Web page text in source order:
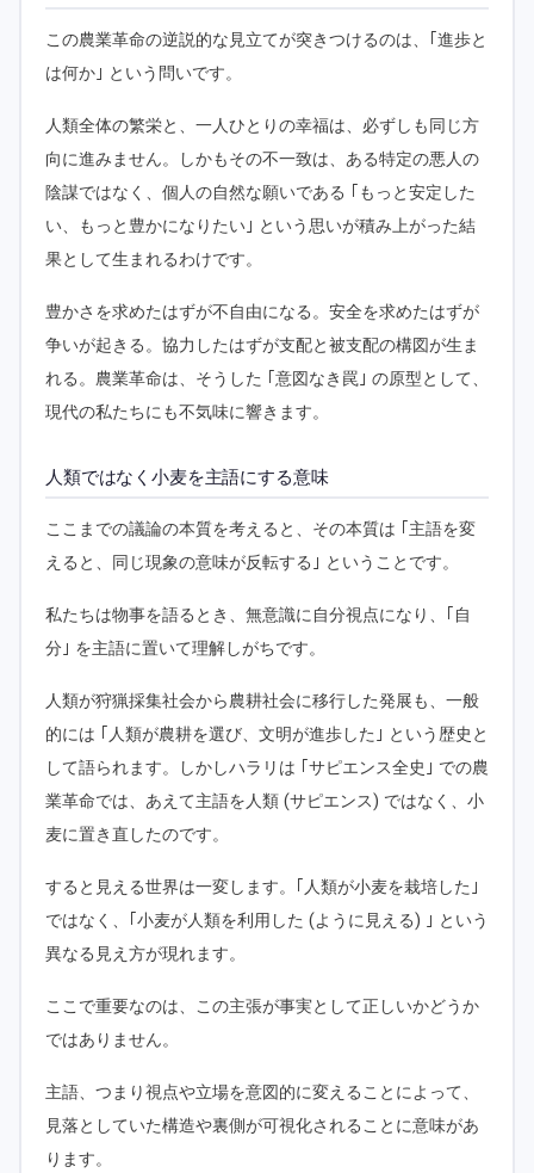
この農業革命の逆説的な見立てが突きつけるのは、｢進歩と
は何か｣ という問いです。
人類全体の繁栄と、一人ひとりの幸福は、必ずしも同じ方
向に進みません。しかもその不一致は、ある特定の悪人の
陰謀ではなく、個人の自然な願いである ｢もっと安定した
い、もっと豊かになりたい｣ という思いが積み上がった結
果として生まれるわけです。
豊かさを求めたはずが不自由になる。安全を求めたはずが
争いが起きる。協力したはずが支配と被支配の構図が生ま
れる。農業革命は、そうした ｢意図なき罠｣ の原型として、
現代の私たちにも不気味に響きます。
人類ではなく小麦を主語にする意味
ここまでの議論の本質を考えると、その本質は ｢主語を変
えると、同じ現象の意味が反転する｣ ということです。
私たちは物事を語るとき、無意識に自分視点になり、｢自
分｣ を主語に置いて理解しがちです。
人類が狩猟採集社会から農耕社会に移行した発展も、一般
的には ｢人類が農耕を選び、文明が進歩した｣ という歴史と
して語られます。しかしハラリは ｢サピエンス全史｣ での農
業革命では、あえて主語を人類 (サピエンス) ではなく、小
麦に置き直したのです。
すると見える世界は一変します。｢人類が小麦を栽培した｣
ではなく、｢小麦が人類を利用した (ように見える) ｣ という
異なる見え方が現れます。
ここで重要なのは、この主張が事実として正しいかどうか
ではありません。
主語、つまり視点や立場を意図的に変えることによって、
見落としていた構造や裏側が可視化されることに意味があ
ります。